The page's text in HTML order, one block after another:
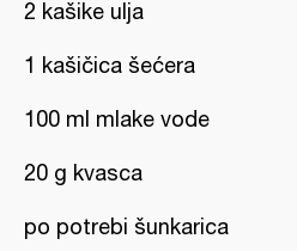
2 kašike ulja
1 kašičica šećera
100 ml mlake vode
20 g kvasca
po potrebi šunkarica